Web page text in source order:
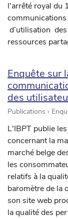
l'arrêté royal du
d’utilisation
ressources
Enquête sur
des
Publications ›
L'IBPT publie
concernant la
marché belge
les
relatifs à la
baromètre de la
son site web
la qualité des